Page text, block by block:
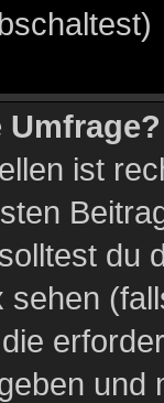
Umfrage?
ist
du
sehen
und